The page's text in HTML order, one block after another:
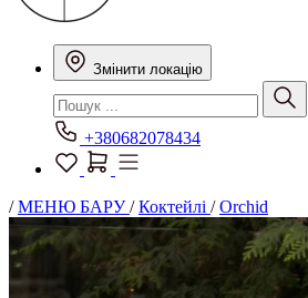
Змінити локацію
+380682078434
/МЕНЮ БАРУ/Коктейлі /Orchid